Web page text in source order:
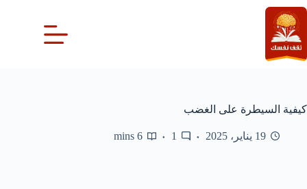
التجاوز
إلى
المحتوى
كيفية السيطرة على الغضب
19 يناير، 2025 1
6 mins